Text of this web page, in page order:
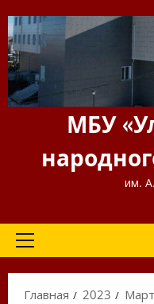
содержимому
МБУ
им.
Основное
Главная
2023 Март